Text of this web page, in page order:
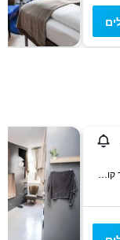
Nyhavn 63, קופנהגן, אזור קופנהגן, דנמרק